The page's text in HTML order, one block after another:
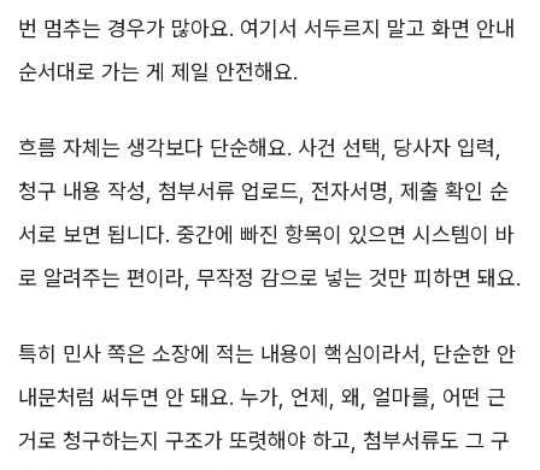
번 멈추는 경우가 많아요. 여기서 서두르지 말고 화면 안내
순서대로 가는 게 제일 안전해요.
흐름 자체는 생각보다 단순해요. 사건 선택, 당사자 입력,
청구 내용 작성, 첨부서류 업로드, 전자서명, 제출 확인 순
서로 보면 됩니다. 중간에 빠진 항목이 있으면 시스템이 바
로 알려주는 편이라, 무작정 감으로 넣는 것만 피하면 돼요.
특히 민사 쪽은 소장에 적는 내용이 핵심이라서, 단순한 안
내문처럼 써두면 안 돼요. 누가, 언제, 왜, 얼마를, 어떤 근
거로 청구하는지 구조가 또렷해야 하고, 첨부서류도 그 구